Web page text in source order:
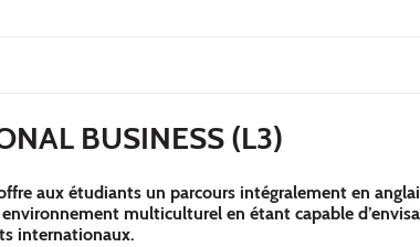
BUSINESS (L3)
aux étudiants un parcours intégralement en
multiculturel en étant capable
internationaux.